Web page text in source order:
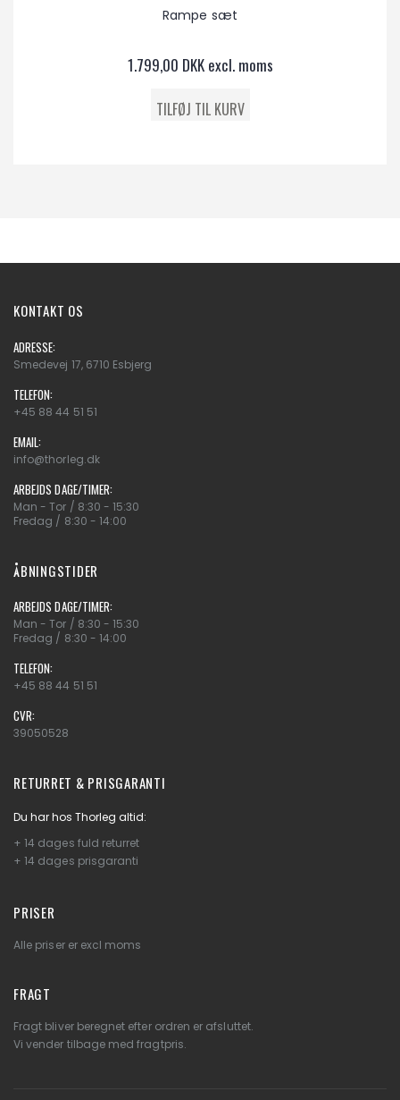
Rampe sæt
1.799,00 DKK excl. moms
KONTAKT OS
ADRESSE:
Smedevej 17, 6710 Esbjerg
TELEFON:
+45 88 44 51 51
EMAIL:
info@thorleg.dk
ARBEJDS DAGE/TIMER:
Man - Tor / 8:30 - 15:30
Fredag / 8:30 - 14:00
ÅBNINGSTIDER
ARBEJDS DAGE/TIMER:
Man - Tor / 8:30 - 15:30
Fredag / 8:30 - 14:00
TELEFON:
+45 88 44 51 51
CVR:
39050528
RETURRET & PRISGARANTI
Du har hos Thorleg altid:
+ 14 dages fuld returret
+ 14 dages prisgaranti
PRISER
Alle priser er excl moms
FRAGT
Fragt bliver beregnet efter ordren er afsluttet.
Vi vender tilbage med fragtpris.